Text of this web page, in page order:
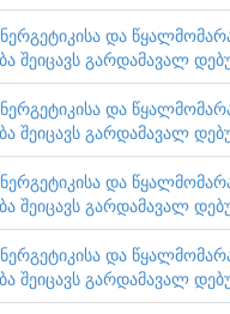
და
შეიცავს გარდამავალ
და
შეიცავს გარდამავალ
და
შეიცავს გარდამავალ
და
შეიცავს გარდამავალ